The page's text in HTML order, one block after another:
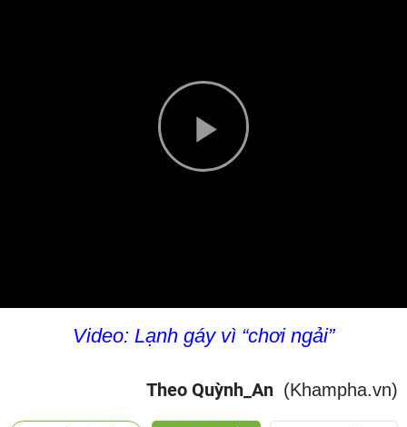
Play
Video: Lạnh gáy vì “chơi ngải”
Theo Quỳnh_An (Khampha.vn)